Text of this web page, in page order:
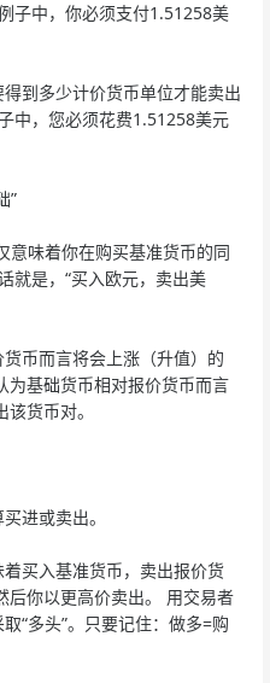
子中，你必须支付1.51258美
到多少计价货币单位才能卖出
中，您必须花费1.51258美元
”
味着你在购买基准货币的同
就是，“买入欧元，卖出美
币而言将会上涨（升值）的
为基础货币相对报价货币而言
货币对。
进或卖出。
买入基准货币，卖出报价货
后你以更高价卖出。 用交易者
“多头”。只要记住：做多=购